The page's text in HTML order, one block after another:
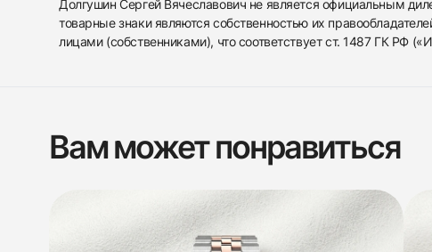
Долгушин Сергей Вячеславович не является официальным
товарные знаки являются собственностью их
лицами (собственниками), что соответствует ст. 1487 ГК РФ
Вам может понравиться